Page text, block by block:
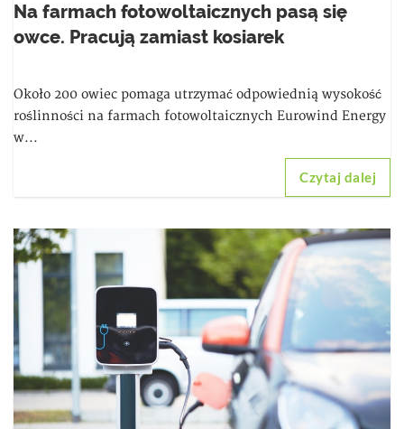
Na farmach fotowoltaicznych pasą się
owce. Pracują zamiast kosiarek
Około 200 owiec pomaga utrzymać odpowiednią wysokość
roślinności na farmach fotowoltaicznych Eurowind Energy
w...
Czytaj dalej